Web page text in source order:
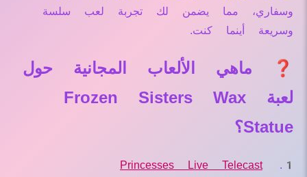
وسفاري، مما يضمن لك تجربة لعب سلسة
وسريعة أينما كنت.
❓ ماهي الألعاب المجانية حول
لعبة Frozen Sisters Wax
Statue؟
Princesses Live Telecast